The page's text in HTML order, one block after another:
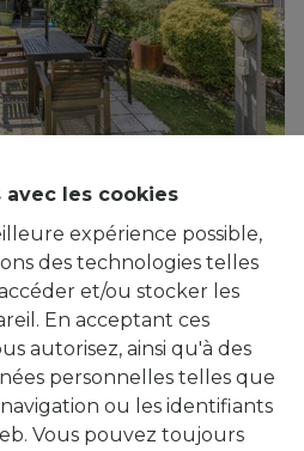
avec les cookies
expérience possible,
des technologies telles
et/ou stocker les
En acceptant ces
autorisez, ainsi qu'à des
personnelles telles que
ou les identifiants
Vous pouvez toujours
Immeuble de rapport
ch)
| Ref: 401